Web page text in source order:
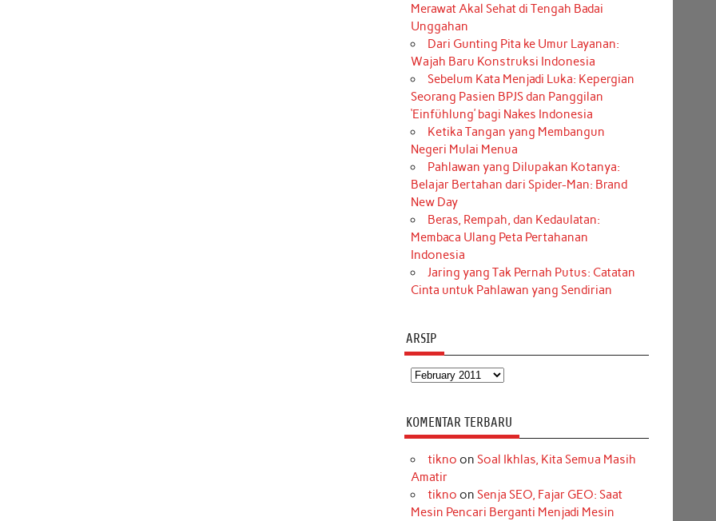
Merawat Akal Sehat di Tengah Badai
Unggahan
Dari Gunting Pita ke Umur Layanan:
Wajah Baru Konstruksi Indonesia
Sebelum Kata Menjadi Luka: Kepergian
Seorang Pasien BPJS dan Panggilan
‘Einfühlung’ bagi Nakes Indonesia
Ketika Tangan yang Membangun
Negeri Mulai Menua
Pahlawan yang Dilupakan Kotanya:
Belajar Bertahan dari Spider-Man: Brand
New Day
Beras, Rempah, dan Kedaulatan:
Membaca Ulang Peta Pertahanan
Indonesia
Jaring yang Tak Pernah Putus: Catatan
Cinta untuk Pahlawan yang Sendirian
ARSIP
Arsip
KOMENTAR TERBARU
tikno on Soal Ikhlas, Kita Semua Masih
Amatir
tikno on Senja SEO, Fajar GEO: Saat
Mesin Pencari Berganti Menjadi Mesin